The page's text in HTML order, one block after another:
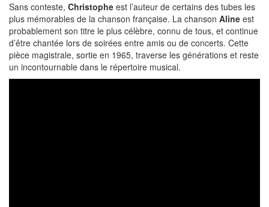
Sans conteste, Christophe est l’auteur de certains des tubes les
plus mémorables de la chanson française. La chanson Aline est
probablement son titre le plus célèbre, connu de tous, et continue
d’être chantée lors de soirées entre amis ou de concerts. Cette
pièce magistrale, sortie en 1965, traverse les générations et reste
un incontournable dans le répertoire musical.